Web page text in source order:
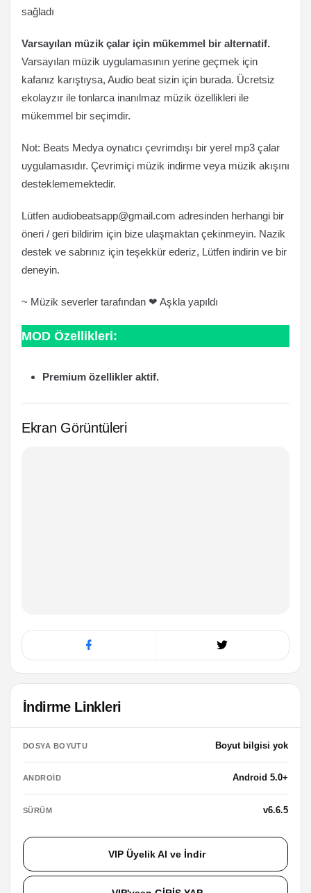
sağladı
Varsayılan müzik çalar için mükemmel bir alternatif.
Varsayılan müzik uygulamasının yerine geçmek için
kafanız karıştıysa, Audio beat sizin için burada. Ücretsiz
ekolayzır ile tonlarca inanılmaz müzik özellikleri ile
mükemmel bir seçimdir.
Not: Beats Medya oynatıcı çevrimdışı bir yerel mp3 çalar
uygulamasıdır. Çevrimiçi müzik indirme veya müzik akışını
desteklememektedir.
Lütfen audiobeatsapp@gmail.com adresinden herhangi bir
öneri / geri bildirim için bize ulaşmaktan çekinmeyin. Nazik
destek ve sabrınız için teşekkür ederiz, Lütfen indirin ve bir
deneyin.
~ Müzik severler tarafından ❤ Aşkla yapıldı
MOD Özellikleri:
Premium özellikler aktif.
Ekran Görüntüleri
İndirme Linkleri
DOSYA BOYUTU Boyut bilgisi yok
ANDROID Android 5.0+
SÜRÜM v6.6.5
VIP Üyelik Al ve İndir